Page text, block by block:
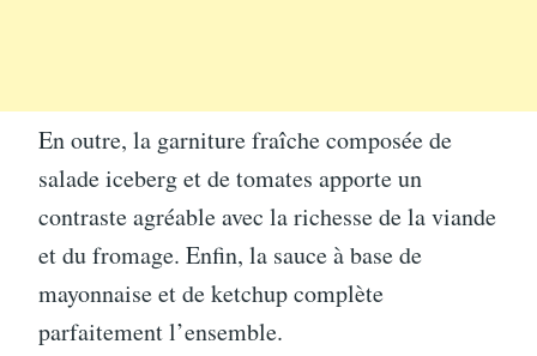
En outre, la garniture fraîche composée de
salade iceberg et de tomates apporte un
contraste agréable avec la richesse de la viande
et du fromage. Enfin, la sauce à base de
mayonnaise et de ketchup complète
parfaitement l’ensemble.